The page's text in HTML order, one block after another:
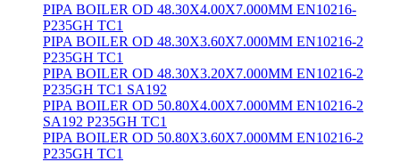
PIPA BOILER OD 48.30X4.00X7.000MM EN10216-
P235GH TC1
PIPA BOILER OD 48.30X3.60X7.000MM EN10216-2
P235GH TC1
PIPA BOILER OD 48.30X3.20X7.000MM EN10216-2
P235GH TC1 SA192
PIPA BOILER OD 50.80X4.00X7.000MM EN10216-2
SA192 P235GH TC1
PIPA BOILER OD 50.80X3.60X7.000MM EN10216-2
P235GH TC1